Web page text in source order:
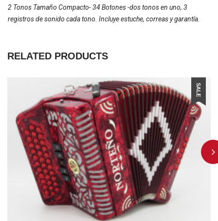
2 Tonos Tamaño Compacto- 34 Botones -dos tonos en uno, 3
registros de sonido cada tono. Incluye estuche, correas y garantía.
RELATED PRODUCTS
SALE